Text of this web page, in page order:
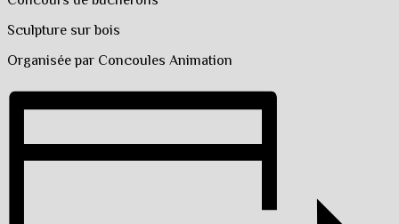
Sculpture sur bois
Organisée par Concoules Animation